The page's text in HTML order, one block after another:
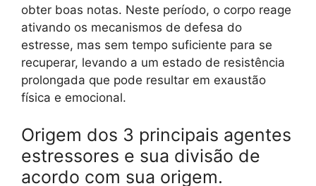
obter boas notas. Neste período, o corpo reage
ativando os mecanismos de defesa do
estresse, mas sem tempo suficiente para se
recuperar, levando a um estado de resistência
prolongada que pode resultar em exaustão
física e emocional.
Origem dos 3 principais agentes
estressores e sua divisão de
acordo com sua origem.